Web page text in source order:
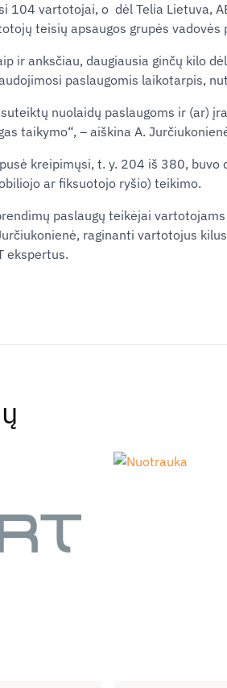
104 vartotojai, o dėl Telia Lietuva,
teisių apsaugos grupės vadovės
ir anksčiau, daugiausia ginčų kilo
paslaugomis laikotarpis,
suteiktų nuolaidų paslaugoms ir (ar)
taikymo“, – aiškina A.
kreipimųsi, t. y. 204 iš 380,
ar fiksuotojo ryšio) teikimo.
paslaugų teikėjai
raginanti vartotojus
ekspertus.